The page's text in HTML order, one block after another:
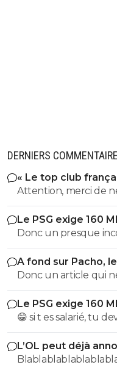
DERNIERS
« Le top club
PSG
Attention, merci de
Raymond Q qui a un
derniers; pour le
association se
se refusant
populaire à son
gros globes
Le PSG exige 160
Donc un presque
normal et un double
A fond sur Pacho,
Donc un article qui
voulu mais
comme ca !
Le PSG exige 160
😁 si t es salarié, tu
pour voir ce qu’il va
L’OL peut déjà